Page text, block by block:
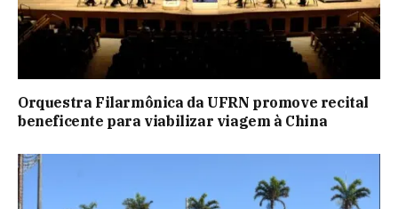
Orquestra Filarmônica da UFRN promove recital
beneficente para viabilizar viagem à China